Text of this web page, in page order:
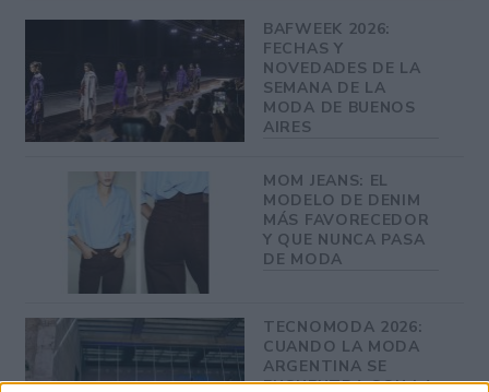
BAFWEEK 2026:
FECHAS Y
NOVEDADES DE LA
SEMANA DE LA
MODA DE BUENOS
AIRES
MOM JEANS: EL
MODELO DE DENIM
MÁS FAVORECEDOR
Y QUE NUNCA PASA
DE MODA
TECNOMODA 2026:
CUANDO LA MODA
ARGENTINA SE
ENCUENTRA CON LA